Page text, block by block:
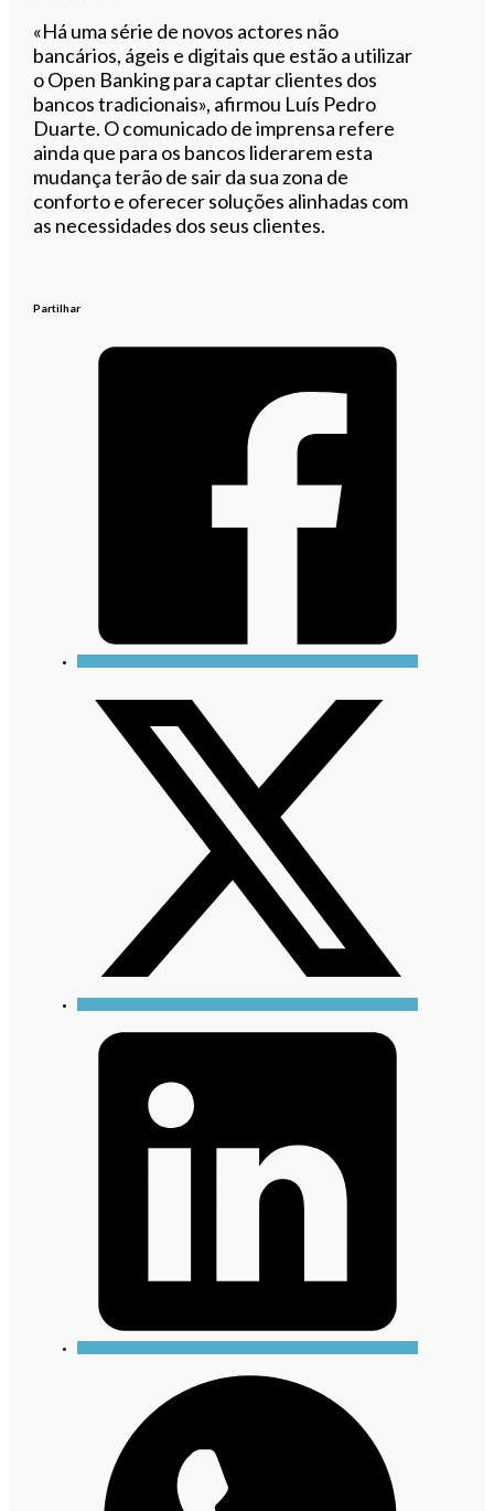
«Há uma série de novos actores não
bancários, ágeis e digitais que estão a utilizar
o Open Banking para captar clientes dos
bancos tradicionais», afirmou Luís Pedro
Duarte. O comunicado de imprensa refere
ainda que para os bancos liderarem esta
mudança terão de sair da sua zona de
conforto e oferecer soluções alinhadas com
as necessidades dos seus clientes.
Partilhar